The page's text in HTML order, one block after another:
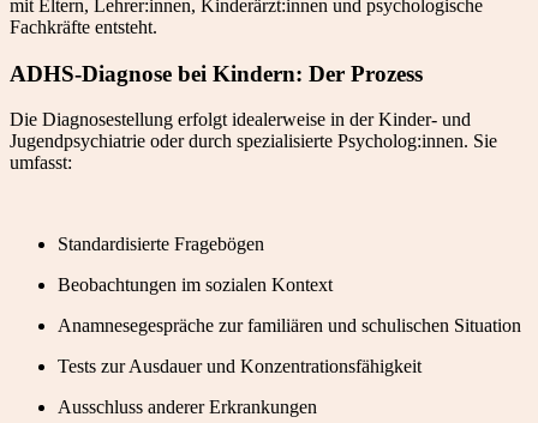
mit Eltern, Lehrer:innen, Kinderärzt:innen und psychologische
Fachkräfte entsteht.
ADHS-Diagnose bei Kindern: Der Prozess
Die Diagnosestellung erfolgt idealerweise in der Kinder- und
Jugendpsychiatrie oder durch spezialisierte Psycholog:innen. Sie
umfasst:
Standardisierte Fragebögen
Beobachtungen im sozialen Kontext
Anamnesegespräche zur familiären und schulischen Situation
Tests zur Ausdauer und Konzentrationsfähigkeit
Ausschluss anderer Erkrankungen